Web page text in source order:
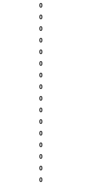
0
0
0
0
0
0
0
0
0
0
0
0
0
0
0
0